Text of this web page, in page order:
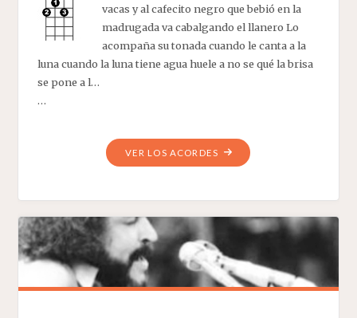
vacas y al cafecito negro que bebió en la
madrugada va cabalgando el llanero Lo
acompaña su tonada cuando le canta a la
luna cuando la luna tiene agua huele a no se qué la brisa
se pone a l…
…
VER LOS ACORDES"CUNAVICHE
ADENTRO"